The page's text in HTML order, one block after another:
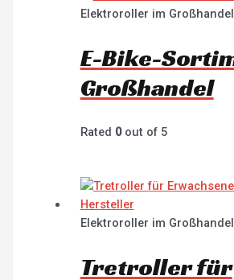
Elektroroller im Großhandel
E-Bike-
Großhandel
Rated 0out of 5
Elektroroller im Großhandel
Tretroller für